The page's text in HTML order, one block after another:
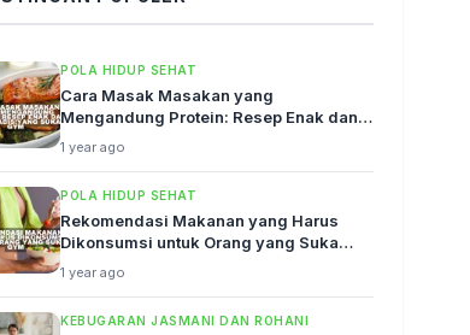
POLA HIDUP SEHAT
Cara Masak Masakan yang
Mengandung Protein: Resep Enak dan
Sehat Abis!
1 year ago
POLA HIDUP SEHAT
Rekomendasi Makanan yang Harus
Dikonsumsi untuk Orang yang Suka
Gym
1 year ago
KEBUGARAN JASMANI DAN ROHANI